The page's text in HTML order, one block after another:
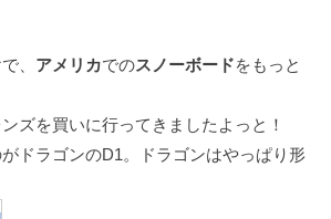
、 アメリカでのスノーボードをもっと
ズを買いに行ってきましたよっと！
ドラゴンのD1。ドラゴンはやっぱり形